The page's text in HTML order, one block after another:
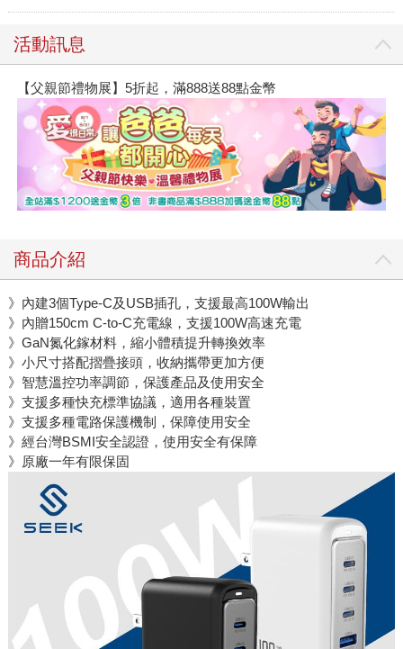
活動訊息
【父親節禮物展】5折起，滿888送88點金幣
商品介紹
》內建3個Type-C及USB插孔，支援最高100W輸出
》內贈150cm C-to-C充電線，支援100W高速充電
》GaN氮化鎵材料，縮小體積提升轉換效率
》小尺寸搭配摺疊接頭，收納攜帶更加方便
》智慧溫控功率調節，保護產品及使用安全
》支援多種快充標準協議，適用各種裝置
》支援多種電路保護機制，保障使用安全
》經台灣BSMI安全認證，使用安全有保障
》原廠一年有限保固